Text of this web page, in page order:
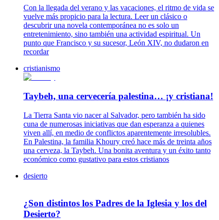
Con la llegada del verano y las vacaciones, el ritmo de vida se
vuelve más propicio para la lectura. Leer un clásico o
descubrir una novela contemporánea no es solo un
entretenimiento, sino también una actividad espiritual. Un
punto que Francisco y su sucesor, León XIV, no dudaron en
recordar
cristianismo
Taybeh, una cervecería palestina… ¡y cristiana!
La Tierra Santa vio nacer al Salvador, pero también ha sido
cuna de numerosas iniciativas que dan esperanza a quienes
viven allí, en medio de conflictos aparentemente irresolubles.
En Palestina, la familia Khoury creó hace más de treinta años
una cerveza, la Taybeh. Una bonita aventura y un éxito tanto
económico como gustativo para estos cristianos
desierto
¿Son distintos los Padres de la Iglesia y los del
Desierto?